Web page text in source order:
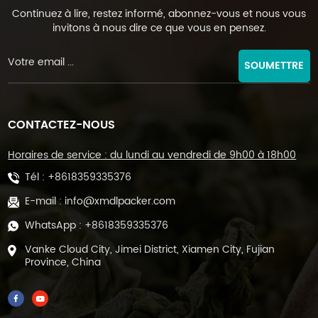
Continuez à lire, restez informé, abonnez-vous et nous vous
invitons à nous dire ce que vous en pensez.
SOUMETTRE
CONTACTEZ-NOUS
Horaires de service : du lundi au vendredi de 9h00 à 18h00
Tél : +8618359335376
E-mail : info@xmdlpacker.com
WhatsApp : +8618359335376
Vanke Cloud City, Jimei District, Xiamen City, Fujian
Province, China